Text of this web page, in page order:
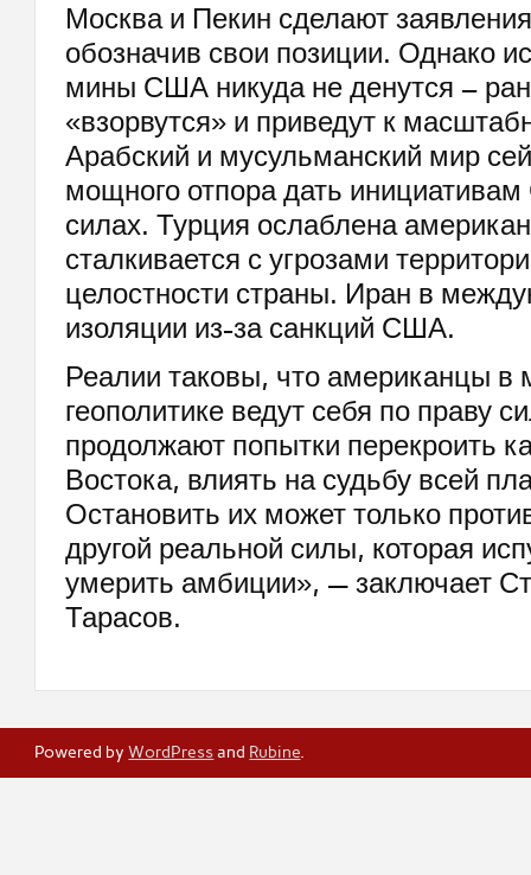
Москва и Пекин сделают
обозначив свои позиции. Однако
мины США никуда не денутся –
«взорвутся» и приведут к
Арабский и мусульманский мир
мощного отпора дать
силах. Турция ослаблена
сталкивается с угрозами
целостности страны. Иран в
изоляции из-за санкций США.
Реалии таковы, что американцы в
геополитике ведут себя по праву
продолжают попытки перекроить
Востока, влиять на судьбу всей
Остановить их может только
другой реальной силы, которая
умерить амбиции», — заключает
Тарасов.
Powered byWordPressand Rubine